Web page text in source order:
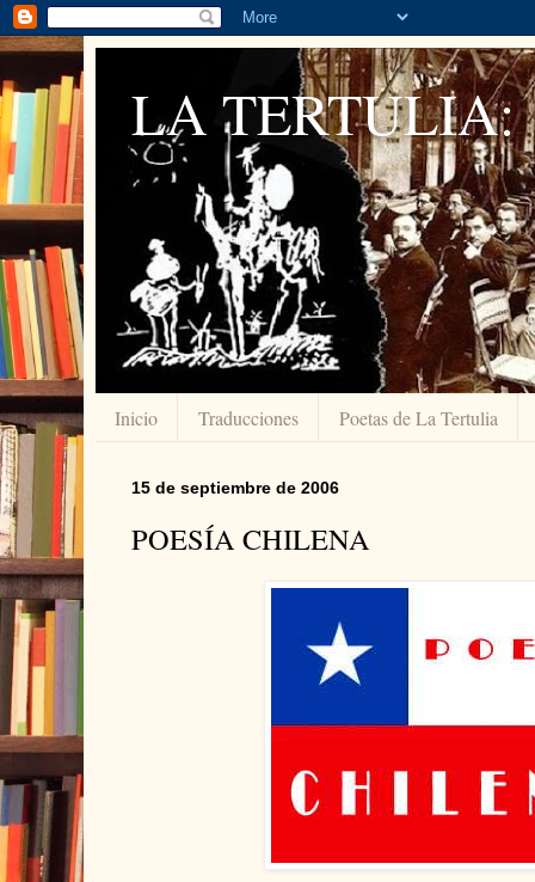
LA TERTULIA:
Inicio Traducciones Poetas de La Tertulia
15 de septiembre de 2006
POESÍA CHILENA